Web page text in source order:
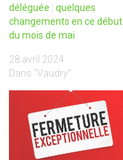
déléguée : quelques
changements en ce début
du mois de mai
28 avril 2024
Dans "Vaudry"